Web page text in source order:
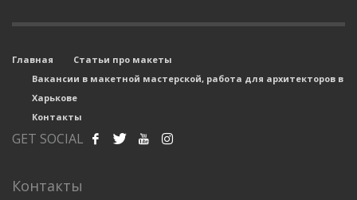
Главная
Статьи про макеты
Вакансии в макетной мастерской, работа для архитекторов в
Харькове
Контакты
GET SOCIAL
Контакты